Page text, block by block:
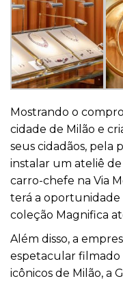
Mostrando o
cidade de Milão e
seus cidadãos, pela
instalar um ateliê
carro-chefe na Via
terá a oportunidade
coleção Magnifica
Além disso, a
espetacular filmado
icônicos de Milão, a